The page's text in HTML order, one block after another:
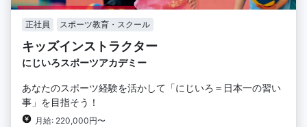
正社員 スポーツ教育・スクール
キッズインストラクター
にじいろスポーツアカデミー
あなたのスポーツ経験を活かして「にじいろ＝日本一の習い
事」を目指そう！
月給: 220,000円〜